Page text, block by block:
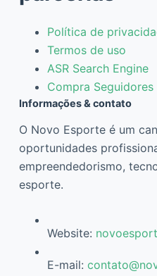
Política de
Termos de uso
ASR Search Engine
Compra Seguidores
Informações & contato
O Novo Esporte é um
oportunidades
empreendedorismo,
esporte.
Website:
E-mail: